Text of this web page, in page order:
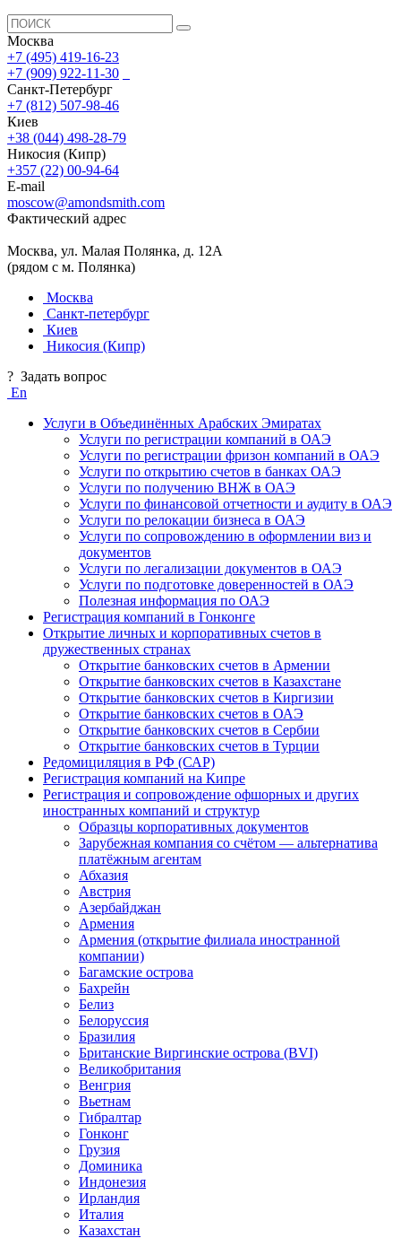
Москва
+7 (495) 419-16-23
+7 (909) 922-11-30
Санкт-Петербург
+7 (812) 507-98-46
Киев
+38 (044) 498-28-79
Никосия (Кипр)
+357 (22) 00-94-64
E-mail
moscow@amondsmith.com
Фактический адрес
Москва, ул. Малая Полянка, д. 12А
(рядом с м. Полянка)
Москва
Санкт-петербург
Киев
Никосия (Кипр)
? Задать вопрос
En
Услуги в Объединённых Арабских Эмиратах
Услуги по регистрации компаний в ОАЭ
Услуги по регистрации фризон компаний в ОАЭ
Услуги по открытию счетов в банках ОАЭ
Услуги по получению ВНЖ в ОАЭ
Услуги по финансовой отчетности и аудиту в ОАЭ
Услуги по релокации бизнеса в ОАЭ
Услуги по сопровождению в оформлении виз и
документов
Услуги по легализации документов в ОАЭ
Услуги по подготовке доверенностей в ОАЭ
Полезная информация по ОАЭ
Регистрация компаний в Гонконге
Открытие личных и корпоративных счетов в
дружественных странах
Открытие банковских счетов в Армении
Открытие банковских счетов в Казахстане
Открытие банковских счетов в Киргизии
Открытие банковских счетов в ОАЭ
Открытие банковских счетов в Сербии
Открытие банковских счетов в Турции
Редомициляция в РФ (САР)
Регистрация компаний на Кипре
Регистрация и сопровождение офшорных и других
иностранных компаний и структур
Образцы корпоративных документов
Зарубежная компания со счётом — альтернатива
платёжным агентам
Абхазия
Австрия
Азербайджан
Армения
Армения (открытие филиала иностранной
компании)
Багамские острова
Бахрейн
Белиз
Белоруссия
Бразилия
Британские Виргинские острова (BVI)
Великобритания
Венгрия
Вьетнам
Гибралтар
Гонконг
Грузия
Доминика
Индонезия
Ирландия
Италия
Казахстан